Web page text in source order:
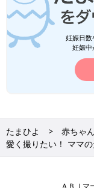
妊娠日数
妊娠中
たまひよ 赤ちゃ
愛く撮りたい！ ママ